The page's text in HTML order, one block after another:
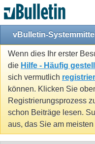
vBulletin-
Wenn dies Ihr erster
die Hilfe - Häufig
sich vermutlich
können. Klicken Sie
Registrierungsprozess
schon Beiträge lesen.
aus, das Sie am